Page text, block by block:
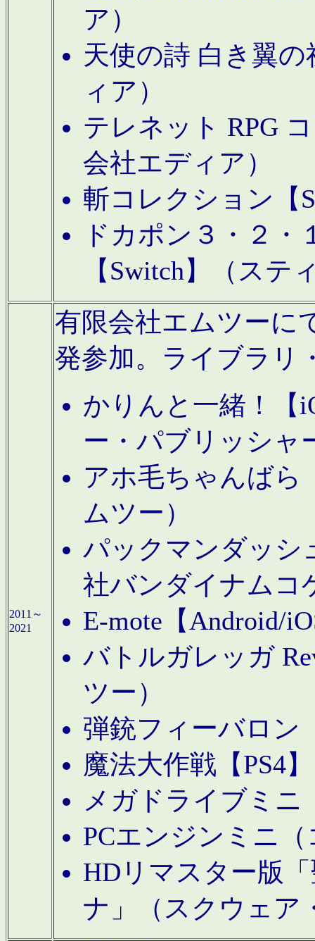
ア）
天使の詩 白き翼
ィア）
テレネット RPG
会社エディア）
斬コレクション【
ドカポン３・２
【Switch】（ステ
2011～
2021
有限会社エムツーに
発参加。ライブラリ
かりんと一緒！【
ー・パブリッシャ
アホ毛ちゃんばら
ムツー）
パックマンダッシ
社バンダイナムコ
E-mote【Android/
バトルガレッガ
ツー）
弾銃フィーバロン
魔法大作戦【PS4
メガドライブミニ
PCエンジンミニ
HDリマスター版
ナ」（スクウェア